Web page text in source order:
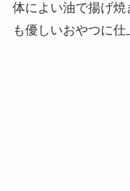
体によい油で揚げ
も優しいおやつに仕